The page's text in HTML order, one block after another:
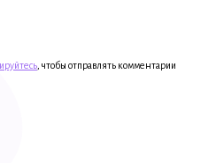
, чтобы отправлять комментарии